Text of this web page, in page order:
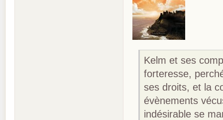
Kelm et ses
forteresse,
ses droits, et la
évènements
indésirable se